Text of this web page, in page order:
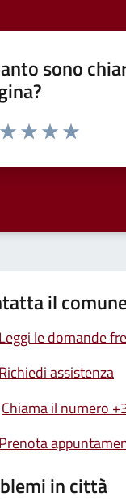
sono
da 1 a 5 stelle la pagina
il
Leggi le domande
Richiedi assistenza
Chiama il numero
Prenota
in città